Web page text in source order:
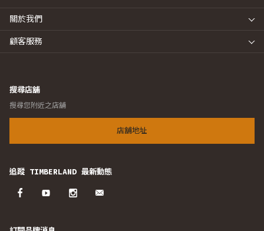
關於我們
顧客服務
搜尋店舖
搜尋您附近之店舖
店舖地址
追蹤 TIMBERLAND 最新動態